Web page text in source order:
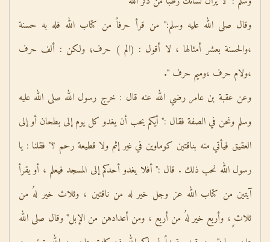
وقال صلى الله عليه وسلم:" من قرأ حرفاً من كتاب الله فله به حسنة
،والحسنة بعشر أمثالها ، لا أقول : (الم ) حرف؛ ولكن : ألف حرف
،ولام حرف ،وميم حرف ".
وعن عقبة بن عامر رضي الله عنه قال : خرج رسول الله صلى الله عليه
وسلم ونحن في الصفة فقال :" أيكم يحب أن يغدو كل يوم إلى بطحان أو إلى
العقيق فيأتي منه بناقتين كوماوين في غير إثم ولا قطيعة رحم ؟" فقلنا : يا
رسول الله نحب ذلك . قال :" أفلا يغدو أحدكم إلى المسجد فيعلم ، أو يقرأ
آيتين من كتاب الله عز وجل خير له من ناقتين ، وثلاث خير لهُ من
ثلاث ٍ، وأربع خير لهُ من أربع ، ومن أعدادهن من الإبل" وقال صلى الله